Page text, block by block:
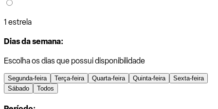
1 estrela
Dias da semana:
Escolha os dias que possui disponibilidade
Segunda-feira Terça-feira Quarta-feira Quinta-feira
Sexta-feira
Sábado
Todos